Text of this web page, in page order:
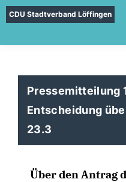
CDU Stadtverband Löffingen
Pressemitteilung
Entscheidung
23.3
Über den Antrag